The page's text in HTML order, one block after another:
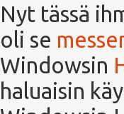
Nyt tässä
oli se
Windowsin
haluaisin